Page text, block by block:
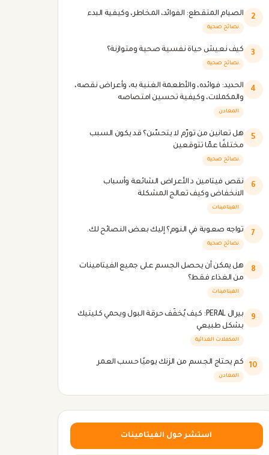
2 الصيام المتقطع: الفوائد، المخاطر، وكيفية البدء
نصائح صحية
3 كيف نعيش حياة نفسية صحية ومتوازنة؟
نصائح صحية
4
الحديد: فوائده، والأطعمة الغنية به، وأعراض نقصه،
والمكملات، وكيفية تحسين امتصاصه
المعادن
5
هل تعانين من تورّم لا يتحسّن؟ قد يكون السبب
مختلفًا عمّا تتوقعين
نصائح صحية
6
نقص فيتامين د الأعراض الشائعة وأسباب
الانخفاض وكيف تعالج المشكلة
الفيتامينات
7 تواجه صعوبة في النوم؟ إليك بعض النصائح لك.
نصائح صحية
8
هل يمكن أن يحصل الجسم على جميع الفيتامينات
من الغذاء فقط؟
الفيتامينات
9
بيرال PERAL: كيف يُخفّف حرقة البول ويحمي كليتيك
بشكل طبيعي
المكملات الغذائية
10 كم يحتاج الجسم من الزنك يوميًا حسب العمر
المعادن
استشر حول الفيتامينات